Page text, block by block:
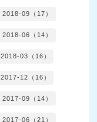
2018-09（17）
2018-06（14）
2018-03（16）
2017-12（16）
2017-09（14）
2017-06（21）